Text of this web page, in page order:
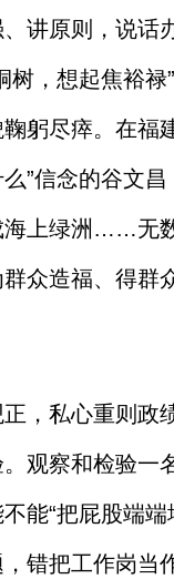
讲原则，说话
树，想起焦裕
躬尽瘁。在福
”信念的谷文
上绿洲……无
众造福、得群
，私心重则政
观察和检验一
能“把屁股端
错把工作岗当